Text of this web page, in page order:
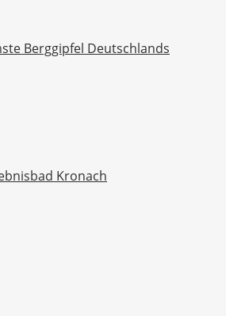
Berggipfel Deutschlands
Kronach